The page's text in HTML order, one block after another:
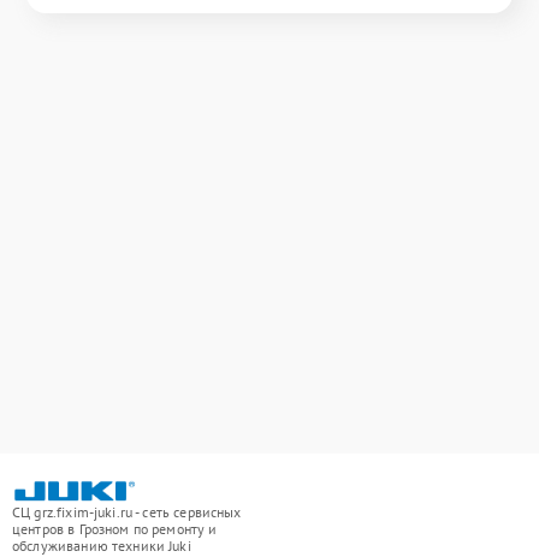
СЦ grz.fixim-juki.ru - сеть сервисных
центров в Грозном по ремонту и
обслуживанию техники Juki